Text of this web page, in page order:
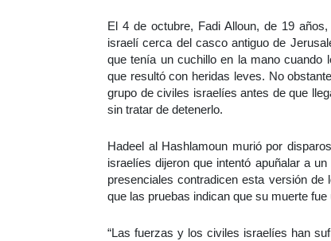
El 4 de octubre, Fadi Alloun, de 19
israelí cerca del casco antiguo de
que tenía un cuchillo en la mano cuando
que resultó con heridas leves. No
grupo de civiles israelíes antes de que
sin tratar de detenerlo.
Hadeel al Hashlamoun murió por
israelíes dijeron que intentó apuñalar a
presenciales contradicen esta versión
que las pruebas indican que su muerte
“Las fuerzas y los civiles israelíes han